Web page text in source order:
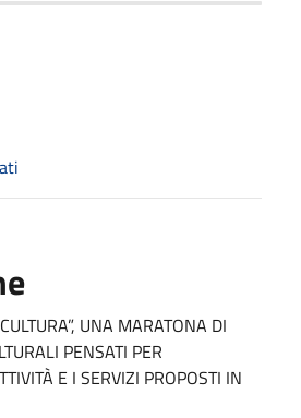
UNA MARATONA DI
PENSATI PER
E I SERVIZI PROPOSTI IN